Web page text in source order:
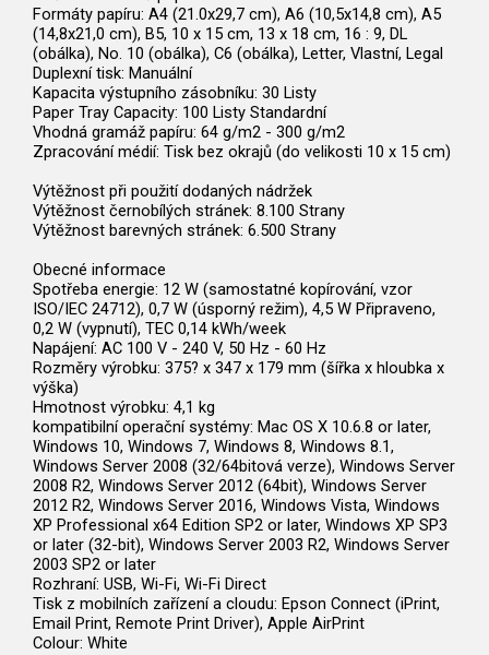
Formáty papíru: A4 (21.0x29,7 cm), A6 (10,5x14,8 cm), A5
(14,8x21,0 cm), B5, 10 x 15 cm, 13 x 18 cm, 16 : 9, DL
(obálka), No. 10 (obálka), C6 (obálka), Letter, Vlastní, Legal
Duplexní tisk: Manuální
Kapacita výstupního zásobníku: 30 Listy
Paper Tray Capacity: 100 Listy Standardní
Vhodná gramáž papíru: 64 g/m2 - 300 g/m2
Zpracování médií: Tisk bez okrajů (do velikosti 10 x 15 cm)
Výtěžnost při použití dodaných nádržek
Výtěžnost černobílých stránek: 8.100 Strany
Výtěžnost barevných stránek: 6.500 Strany
Obecné informace
Spotřeba energie: 12 W (samostatné kopírování, vzor
ISO/IEC 24712), 0,7 W (úsporný režim), 4,5 W Připraveno,
0,2 W (vypnutí), TEC 0,14 kWh/week
Napájení: AC 100 V - 240 V, 50 Hz - 60 Hz
Rozměry výrobku: 375? x 347 x 179 mm (šířka x hloubka x
výška)
Hmotnost výrobku: 4,1 kg
kompatibilní operační systémy: Mac OS X 10.6.8 or later,
Windows 10, Windows 7, Windows 8, Windows 8.1,
Windows Server 2008 (32/64bitová verze), Windows Server
2008 R2, Windows Server 2012 (64bit), Windows Server
2012 R2, Windows Server 2016, Windows Vista, Windows
XP Professional x64 Edition SP2 or later, Windows XP SP3
or later (32-bit), Windows Server 2003 R2, Windows Server
2003 SP2 or later
Rozhraní: USB, Wi-Fi, Wi-Fi Direct
Tisk z mobilních zařízení a cloudu: Epson Connect (iPrint,
Email Print, Remote Print Driver), Apple AirPrint
Colour: White